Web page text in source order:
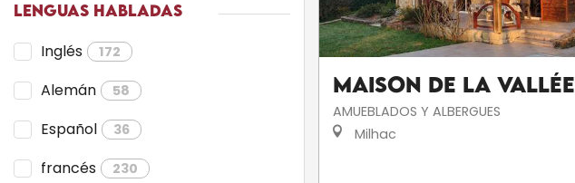
LENGUAS HABLADAS
Inglés 172
Alemán 58
Español 36
francés 230
Maison De La Vallée
AMUEBLADOS Y ALBERGUES
Milhac